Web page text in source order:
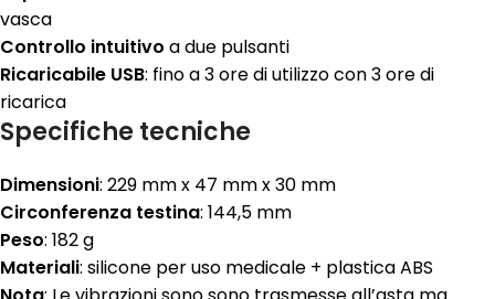
vasca
Controllo intuitivo a due pulsanti
Ricaricabile USB: fino a 3 ore di utilizzo con 3 ore di
ricarica
Specifiche tecniche
Dimensioni: 229 mm x 47 mm x 30 mm
Circonferenza testina: 144,5 mm
Peso: 182 g
Materiali: silicone per uso medicale + plastica ABS